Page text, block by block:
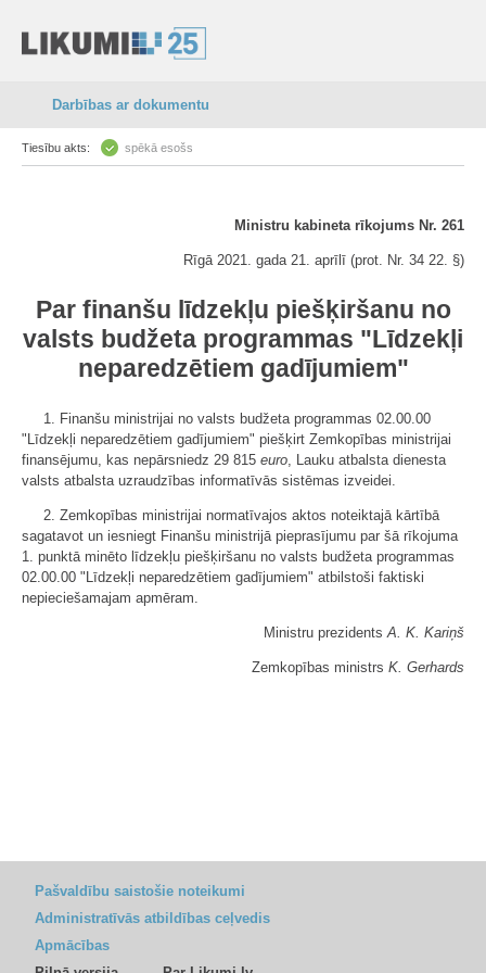
Darbības ar dokumentu
Tiesību akts: spēkā esošs
Ministru kabineta rīkojums Nr. 261
Rīgā 2021. gada 21. aprīlī (prot. Nr. 34 22. §)
Par finanšu līdzekļu piešķiršanu no
valsts budžeta programmas "Līdzekļi
neparedzētiem gadījumiem"
1. Finanšu ministrijai no valsts budžeta programmas 02.00.00
"Līdzekļi neparedzētiem gadījumiem" piešķirt Zemkopības ministrijai
finansējumu, kas nepārsniedz 29 815 euro, Lauku atbalsta dienesta
valsts atbalsta uzraudzības informatīvās sistēmas izveidei.
2. Zemkopības ministrijai normatīvajos aktos noteiktajā kārtībā
sagatavot un iesniegt Finanšu ministrijā pieprasījumu par šā rīkojuma
1. punktā minēto līdzekļu piešķiršanu no valsts budžeta programmas
02.00.00 "Līdzekļi neparedzētiem gadījumiem" atbilstoši faktiski
nepieciešamajam apmēram.
Ministru prezidentsA. K. Kariņš
Zemkopības ministrs K. Gerhards
Pašvaldību saistošie noteikumi
Administratīvās atbildības ceļvedis
Apmācības